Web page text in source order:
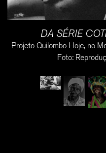
DA SÉRIE
Projeto Quilombo Hoje, no
Foto: